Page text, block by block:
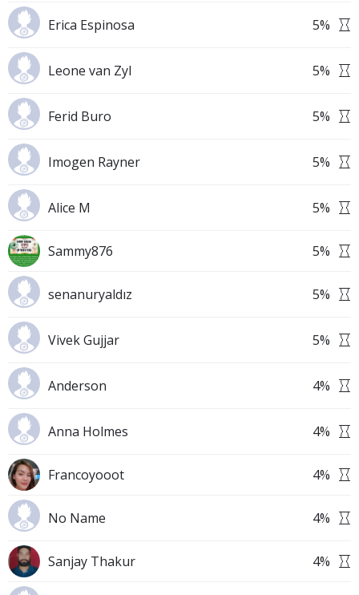
Erica Espinosa 5%
Leone van Zyl 5%
Ferid Buro 5%
Imogen Rayner 5%
Alice M 5%
Sammy876 5%
senanuryaldız 5%
Vivek Gujjar 5%
Anderson 4%
Anna Holmes 4%
Francoyooot 4%
No Name 4%
Sanjay Thakur 4%